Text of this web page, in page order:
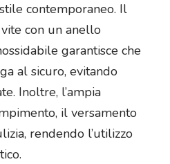
contemporaneo. Il
con un anello
garantisce che
al sicuro, evitando
Inoltre, l’ampia
il versamento
rendendo l’utilizzo